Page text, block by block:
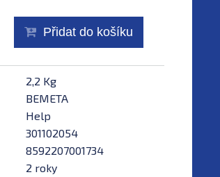
Přidat do košíku
2,2 Kg
BEMETA
Help
301102054
8592207001734
2 roky